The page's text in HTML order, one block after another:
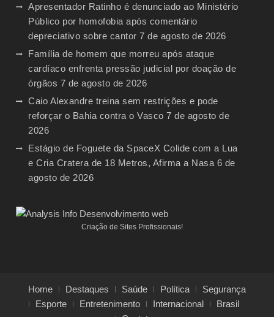
Apresentador Ratinho é denunciado ao Ministério
Público por homofobia após comentário
depreciativo sobre cantor 7 de agosto de 2026
Família de homem que morreu após ataque
cardíaco enfrenta pressão judicial por doação de
órgãos 7 de agosto de 2026
Caio Alexandre treina sem restrições e pode
reforçar o Bahia contra o Vasco 7 de agosto de
2026
Estágio de Foguete da SpaceX Colide com a Lua
e Cria Cratera de 18 Metros, Afirma a Nasa 6 de
agosto de 2026
Criação de Sites Profissionais!
Home Destaques Saúde Política
Segurança
Esporte
Entretenimento Internacional
Brasil